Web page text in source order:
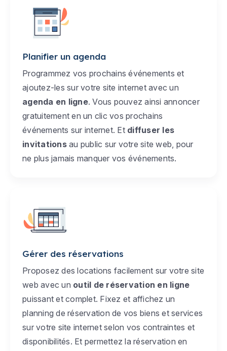
Planifier un agenda
Programmez vos prochains événements et
ajoutez-les sur votre site internet avec un
agenda en ligne. Vous pouvez ainsi annoncer
gratuitement en un clic vos prochains
événements sur internet. Et diffuser les
invitationsau public sur votre site web, pour
ne plus jamais manquer vos événements.
Gérer des réservations
Proposez des locations facilement sur votre site
web avec un outil de réservation en ligne
puissant et complet. Fixez et affichez un
planning de réservation de vos biens et services
sur votre site internet selon vos contraintes et
disponibilités. Et permettez la réservation en